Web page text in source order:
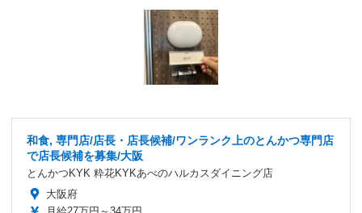
和食, 専門店/店長・店長候補/ワンランク上のとんかつ専門店
で店長候補を募集/大阪
とんかつKYK 粋花KYKあべのハルカスダイニング店
大阪府